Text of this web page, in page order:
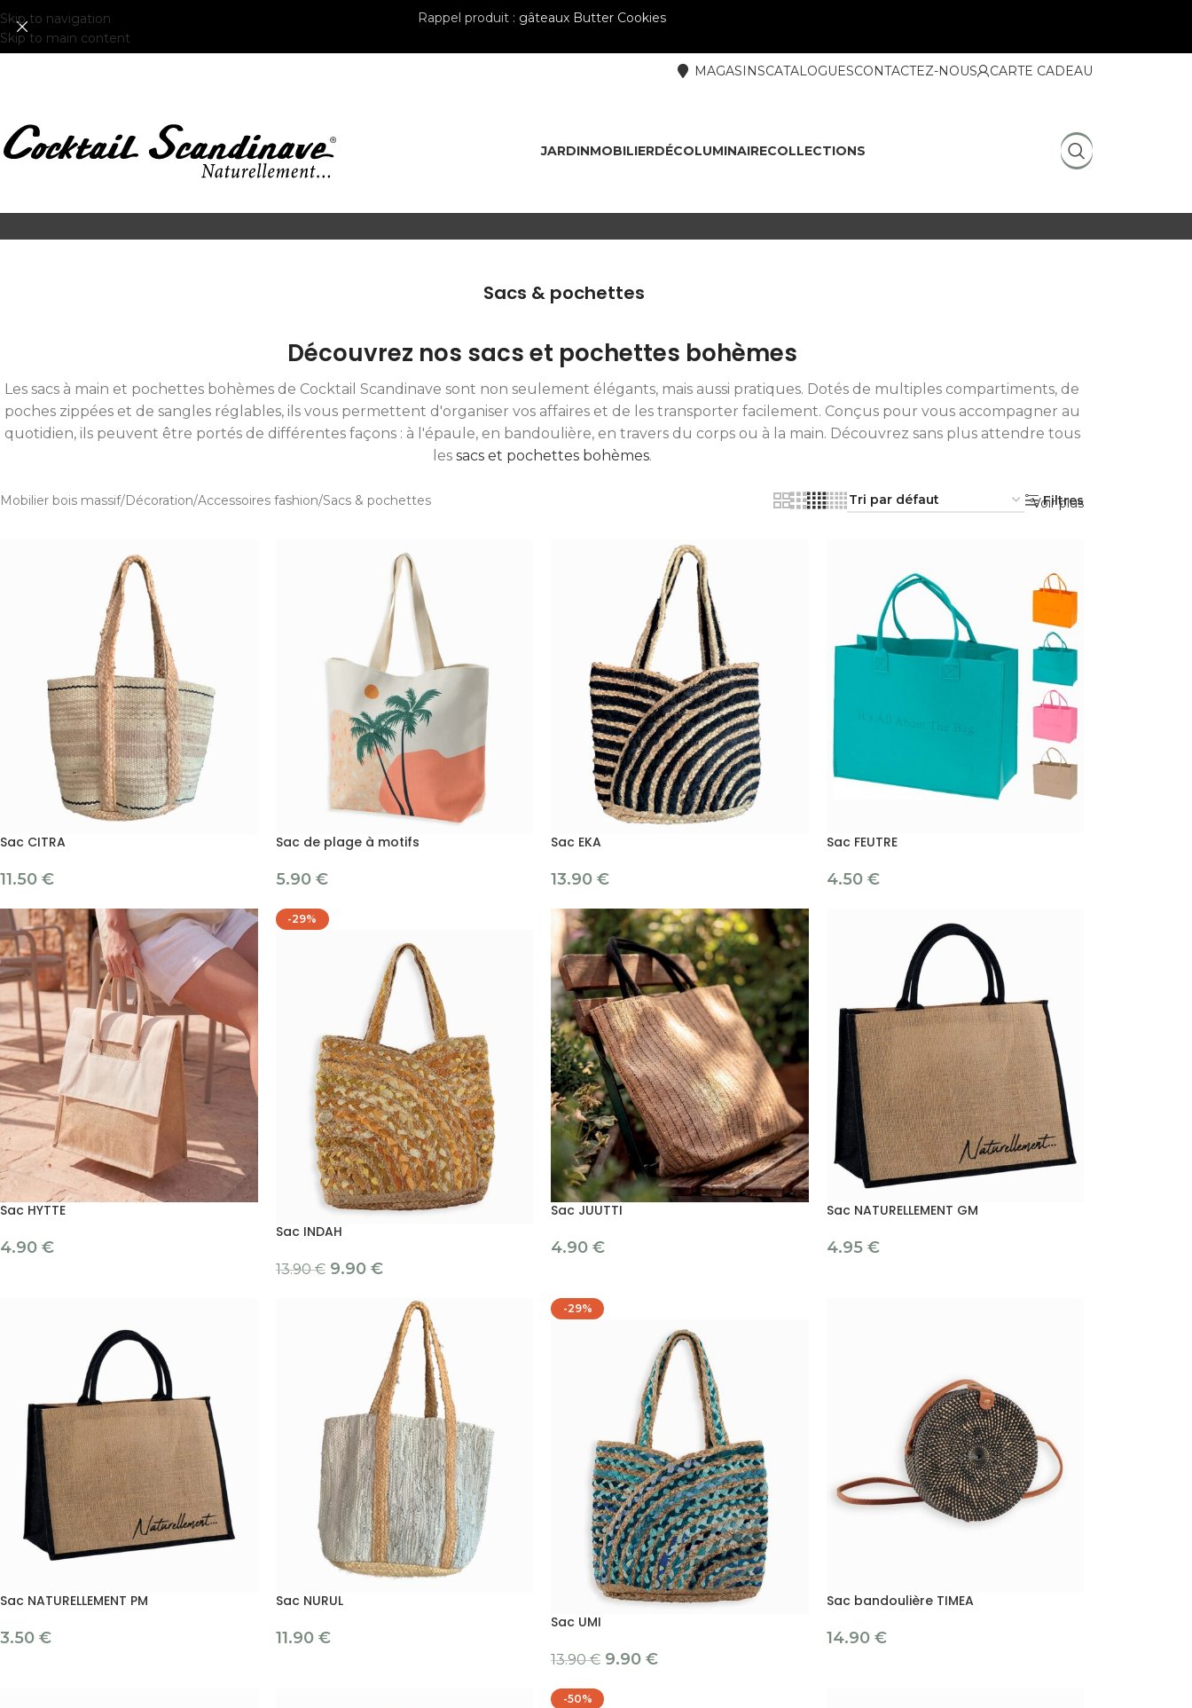
Skip to navigation
Skip to main content
Rappel produit : gâteaux Butter Cookies
MAGASINSCATALOGUESCONTACTEZ-NOUS CARTE CADEAU
JARDINMOBILIERDÉCOLUMINAIRECOLLECTIONS
Sacs & pochettes
Découvrez nos sacs et pochettes bohèmes
Les sacs à main et pochettes bohèmes de Cocktail Scandinave sont non seulement élégants, mais aussi pratiques. Dotés de multiples compartiments, de
poches zippées et de sangles réglables, ils vous permettent d'organiser vos affaires et de les transporter facilement. Conçus pour vous accompagner au
quotidien, ils peuvent être portés de différentes façons : à l'épaule, en bandoulière, en travers du corps ou à la main. Découvrez sans plus attendre tous
les sacs et pochettes bohèmes.
Voir plus
Mobilier bois massif Décoration Accessoires fashion Sacs & pochettes Filtres
Sac CITRA
11.50 €
Sac de plage à motifs
5.90 €
Sac EKA
13.90 €
Sac FEUTRE
4.50 €
Sac HYTTE
4.90 €
-29%
Sac INDAH
13.90€ 9.90 €
Sac JUUTTI
4.90 €
Sac NATURELLEMENT GM
4.95 €
Sac NATURELLEMENT PM
3.50 €
Sac NURUL
11.90 €
-29%
Sac UMI
13.90€ 9.90 €
Sac bandoulière TIMEA
14.90 €
-50%